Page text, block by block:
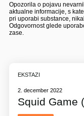
Opozorila o pojavu
aktualne informacije, s
pri uporabi substance,
Odgovornost glede
zase.
EKSTAZI
2. december 2022
Squid Game